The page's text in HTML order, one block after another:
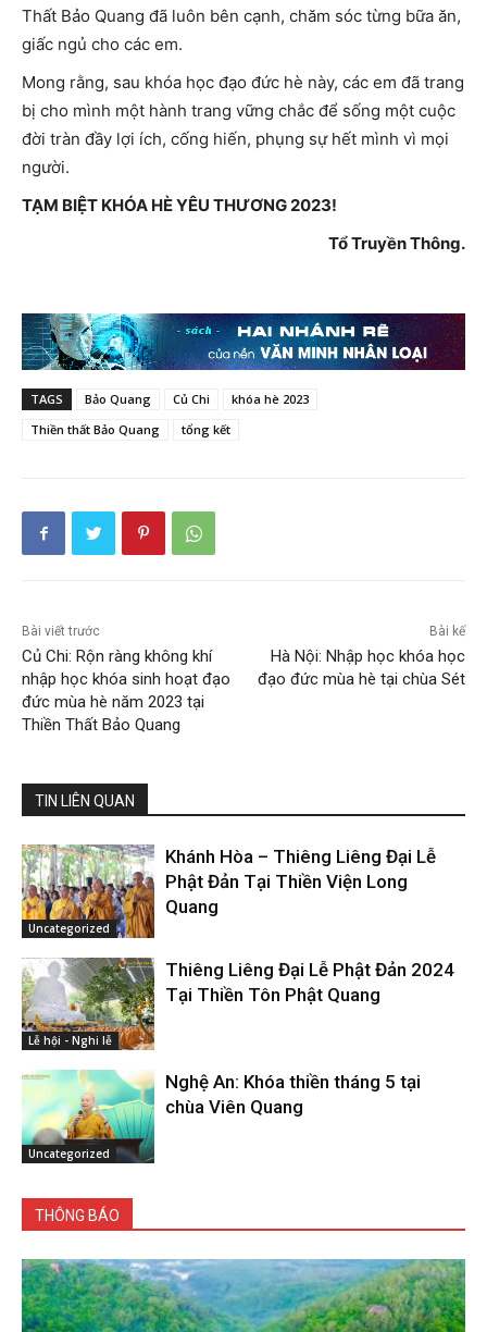
Thất Bảo Quang đã luôn bên cạnh, chăm sóc từng bữa ăn,
giấc ngủ cho các em.
Mong rằng, sau khóa học đạo đức hè này, các em đã trang
bị cho mình một hành trang vững chắc để sống một cuộc
đời tràn đầy lợi ích, cống hiến, phụng sự hết mình vì mọi
người.
TẠM BIỆT KHÓA HÈ YÊU THƯƠNG 2023!
Tổ Truyền Thông.
TAGS Bảo Quang Củ Chi
khóa hè 2023
Thiền thất Bảo Quang
tổng kết
Bài viết trước
Củ Chi: Rộn ràng không khí
nhập học khóa sinh hoạt đạo
đức mùa hè năm 2023 tại
Thiền Thất Bảo Quang
Bài kế
Hà Nội: Nhập học khóa học
đạo đức mùa hè tại chùa Sét
TIN LIÊN QUAN
Uncategorized
Khánh Hòa – Thiêng Liêng Đại Lễ
Phật Đản Tại Thiền Viện Long
Quang
Lễ hội - Nghi lễ
Thiêng Liêng Đại Lễ Phật Đản 2024
Tại Thiền Tôn Phật Quang
Uncategorized
Nghệ An: Khóa thiền tháng 5 tại
chùa Viên Quang
THÔNG BÁO